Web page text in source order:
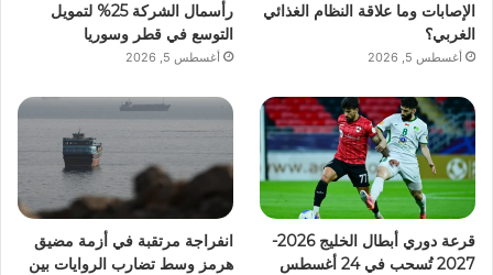
الإصابات وما علاقة النظام الغذائي
الغربي؟
أغسطس 5, 2026
رأسمال الشركة 25% لتمويل
التوسع في قطر وسوريا
أغسطس 5, 2026
قرعة دوري أبطال الخليج 2026-
2027 تُسحب في 24 أغسطس
انفراجة مرتقبة في أزمة مضيق
هرمز وسط تضارب الروايات بين